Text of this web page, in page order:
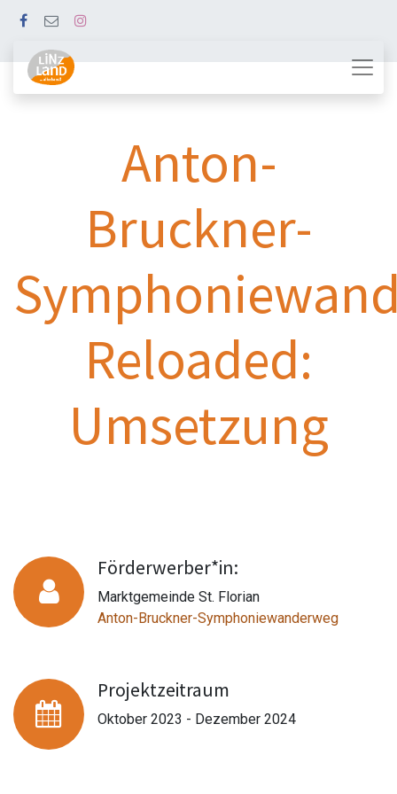
Anton-
Bruckner-
Reloaded:
Umsetzung
Förderwerber*in:
Marktgemeinde St. Florian
Anton-Bruckner-Symphoniewanderweg
Projektzeitraum
Oktober 2023 - Dezember 2024